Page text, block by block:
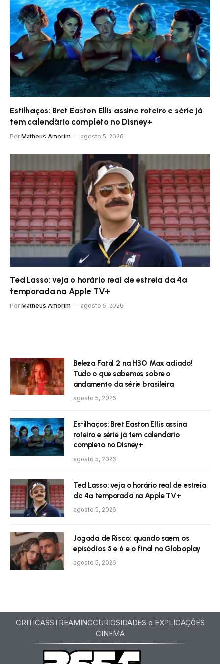
Estilhaços: Bret Easton Ellis assina roteiro e série já
tem calendário completo no Disney+
Por Matheus Amorim agosto 5, 2026
Ted Lasso: veja o horário real de estreia da 4ª
temporada na Apple TV+
Por Matheus Amorim agosto 5, 2026
Beleza Fatal 2 na HBO Max adiado!
Tudo o que sabemos sobre o
andamento da série brasileira
agosto 5, 2026
Estilhaços: Bret Easton Ellis assina
roteiro e série já tem calendário
completo no Disney+
agosto 5, 2026
Ted Lasso: veja o horário real de estreia
da 4ª temporada na Apple TV+
agosto 5, 2026
Jogada de Risco: quando saem os
episódios 5 e 6 e o final no Globoplay
agosto 5, 2026
CRITICASSTREAMINGCURIOSIDADES e EXPLICAÇÕES
CINEMA